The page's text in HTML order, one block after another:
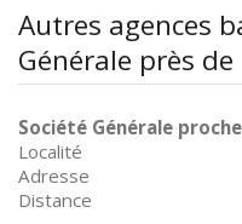
Autres agences
Générale près
Société Générale
Localité
Adresse
Distance